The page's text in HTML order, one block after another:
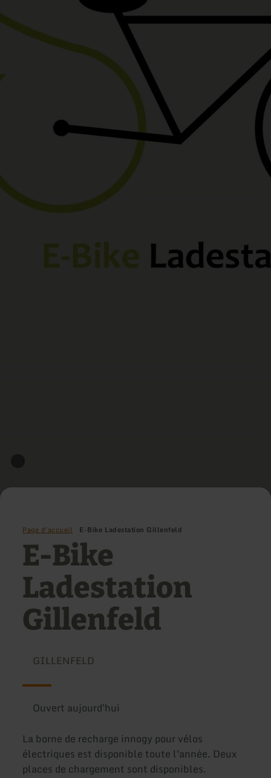
Page d'accueil E-Bike Ladestation Gillenfeld
E-Bike
Ladestation
Gillenfeld
GILLENFELD
Ouvert aujourd'hui
La borne de recharge innogy pour vélos
électriques est disponible toute l'année. Deux
places de chargement sont disponibles.